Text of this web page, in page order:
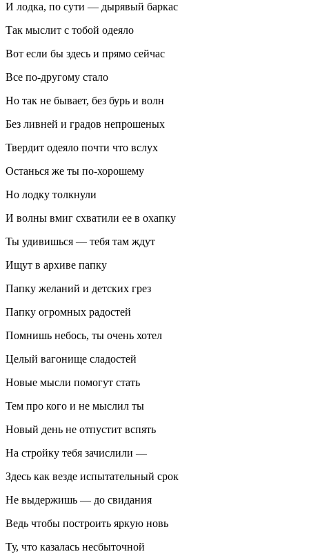
И лодка, по сути — дырявый баркас
Так мыслит с тобой одеяло
Вот если бы здесь и прямо сейчас
Все по-другому стало
Но так не бывает, без бурь и волн
Без ливней и градов непрошеных
Твердит одеяло почти что вслух
Останься же ты по-хорошему
Но лодку толкнули
И волны вмиг схватили ее в охапку
Ты удивишься — тебя там ждут
Ищут в архиве папку
Папку желаний и детских грез
Папку огромных радостей
Помнишь небось, ты очень хотел
Целый вагонище сладостей
Новые мысли помогут стать
Тем про кого и не мыслил ты
Новый день не отпустит вспять
На стройку тебя зачислили —
Здесь как везде испытательный срок
Не выдержишь — до свидания
Ведь чтобы построить яркую новь
Ту, что казалась несбыточной